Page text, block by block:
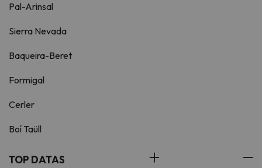
Pal-Arinsal
Sierra Nevada
Baqueira-Beret
Formigal
Cerler
Boí Taüll
TOP DATAS